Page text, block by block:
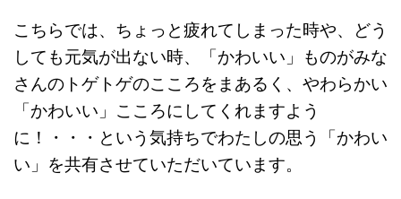
こちらでは、ちょっと疲れてしまった時や、どう
しても元気が出ない時、「かわいい」ものがみな
さんのトゲトゲのこころをまあるく、やわらかい
「かわいい」こころにしてくれますよう
に！・・・という気持ちでわたしの思う「かわい
い」を共有させていただいています。